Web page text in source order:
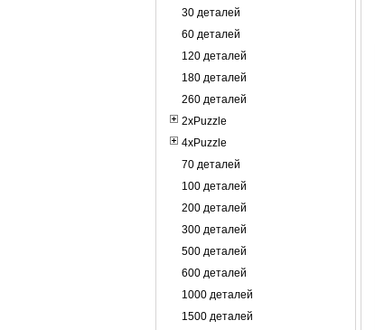
30 деталей
60 деталей
120 деталей
180 деталей
260 деталей
2xPuzzle
4xPuzzle
70 деталей
100 деталей
200 деталей
300 деталей
500 деталей
600 деталей
1000 деталей
1500 деталей